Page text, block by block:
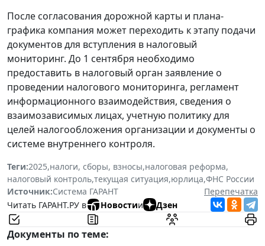
После согласования дорожной карты и плана-
графика компания может переходить к этапу подачи
документов для вступления в налоговый
мониторинг. До 1 сентября необходимо
предоставить в налоговый орган заявление о
проведении налогового мониторинга, регламент
информационного взаимодействия, сведения о
взаимозависимых лицах, учетную политику для
целей налогообложения организации и документы о
системе внутреннего контроля.
Теги:2025,налоги, сборы, взносы,налоговая реформа,
налоговый контроль,текущая ситуация,юрлица,ФНС России
Источник:Система ГАРАНТ
Перепечатка
Читать ГАРАНТ.РУ в
Новостии Дзен
Документы по теме: